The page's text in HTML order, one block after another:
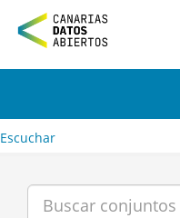
n
tEscuchar